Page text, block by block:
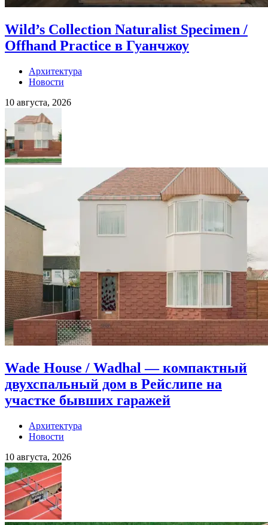
Wild’s Collection Naturalist Specimen /
Offhand Practice в Гуанчжоу
Архитектура
Новости
10 августа, 2026
Wade House / Wadhal — компактный
двухспальный дом в Рейслипе на
участке бывших гаражей
Архитектура
Новости
10 августа, 2026